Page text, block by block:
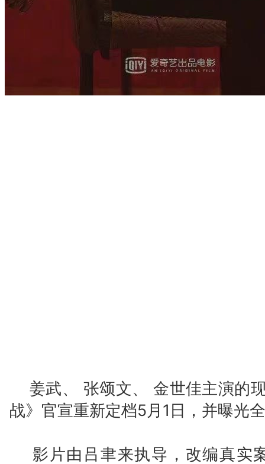
姜武、 张颂文、 金世佳主演的
战》官宣重新定档5月1日，并曝光
影片由吕聿来执导，改编真实